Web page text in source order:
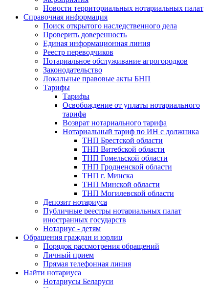
Новости территориальных нотариальных палат
Справочная информация
Поиск открытого наследственного дела
Проверить доверенность
Единая информационная линия
Реестр переводчиков
Нотариальное обслуживание агрогородков
Законодательство
Локальные правовые акты БНП
Тарифы
Тарифы
Освобождение от уплаты нотариального
тарифа
Возврат нотариального тарифа
Нотариальный тариф по ИН с должника
ТНП Брестской области
ТНП Витебской области
ТНП Гомельской области
ТНП Гродненской области
ТНП г. Минска
ТНП Минской области
ТНП Могилевской области
Депозит нотариуса
Публичные реестры нотариальных палат
иностранных государств
Нотариус - детям
Обращения граждан и юрлиц
Порядок рассмотрения обращений
Личный прием
Прямая телефонная линия
Найти нотариуса
Нотариусы Беларуси